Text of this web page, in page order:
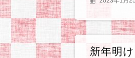
新年明